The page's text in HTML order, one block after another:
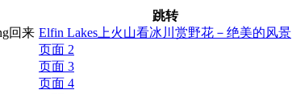
跳转
Elfin Lakes上火山看冰川赏野花－绝美的风景
页面 2
页面 3
页面 4
回来